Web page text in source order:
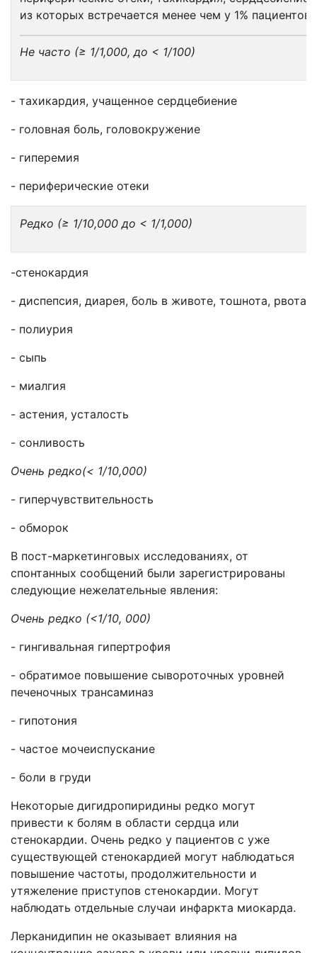
из которых встречается менее чем у 1% пациентов.
Не часто (≥ 1/1,000,до < 1/100)
- тахикардия, учащенное сердцебиение
- головная боль, головокружение
- гиперемия
- периферические отеки
Редко (≥ 1/10,000до < 1/1,000)
-стенокардия
- диспепсия, диарея, боль в животе, тошнота, рвота
- полиурия
- сыпь
- миалгия
- астения, усталость
- сонливость
Очень редко(< 1/10,000)
- гиперчувствительность
- обморок
В пост-маркетинговых исследованиях, от
спонтанных сообщений были зарегистрированы
следующие нежелательные явления:
Очень редко (<1/10, 000)
- гингивальная гипертрофия
- обратимое повышение сывороточных уровней
печеночных трансаминаз
- гипотония
- частое мочеиспускание
- боли в груди
Некоторые дигидропиридины редко могут
привести к болям в области сердца или
стенокардии. Очень редко у пациентов с уже
существующей стенокардией могут наблюдаться
повышение частоты, продолжительности и
утяжеление приступов стенокардии. Могут
наблюдать отдельные случаи инфаркта миокарда.
Лерканидипин не оказывает влияния на